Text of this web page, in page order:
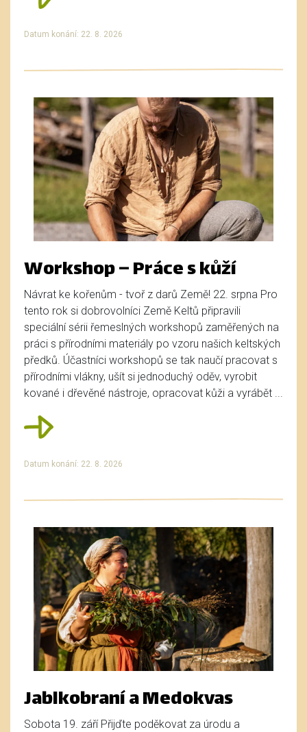
Datum konání: 22. 8. 2026
Workshop – Práce s kůží
Návrat ke kořenům - tvoř z darů Země! 22. srpna Pro
tento rok si dobrovolníci Země Keltů připravili
speciální sérii řemeslných workshopů zaměřených na
práci s přírodními materiály po vzoru našich keltských
předků. Účastníci workshopů se tak naučí pracovat s
přírodními vlákny, ušít si jednoduchý oděv, vyrobit
kované i dřevěné nástroje, opracovat kůži a vyrábět ...
Datum konání: 22. 8. 2026
Jablkobraní a Medokvas
Sobota 19. září Přijďte poděkovat za úrodu a